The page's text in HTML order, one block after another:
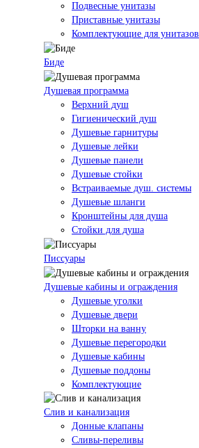
Подвесные унитазы
Приставные унитазы
Комплектующие для унитазов
Биде
Душевая программа
Верхний душ
Гигиенический душ
Душевые гарнитуры
Душевые лейки
Душевые панели
Душевые стойки
Встраиваемые душ. системы
Душевые шланги
Кронштейны для душа
Стойки для душа
Писсуары
Душевые кабины и ограждения
Душевые уголки
Душевые двери
Шторки на ванну
Душевые перегородки
Душевые кабины
Душевые поддоны
Комплектующие
Слив и канализация
Донные клапаны
Сливы-переливы